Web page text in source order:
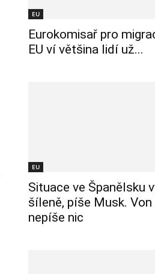
EU
Eurokomisař pro
EU ví většina lidí už...
EU
Situace ve Španělsku
šíleně, píše Musk.
nepíše nic